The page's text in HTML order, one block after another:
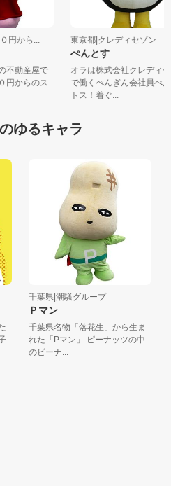
０円から...
不動産屋で
円からのス
東京都|クレディセゾン
ぺんとす
オラは株式会社クレディ
で働くぺんぎん会社員ぺ
トス！着ぐ...
ゆるキャラ
千葉県|潮騒グループ
Ｐマン
千葉県名物「落花生」から生ま
れた「Pマン」 ピーナッツの中
のピーナ...